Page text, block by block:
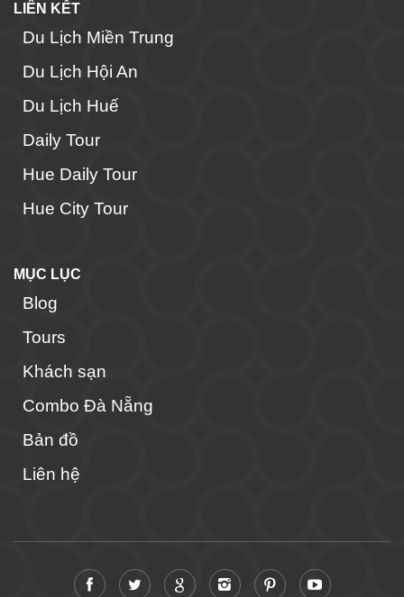
LIÊN KẾT
Du Lịch Miền Trung
Du Lịch Hội An
Du Lịch Huế
Daily Tour
Hue Daily Tour
Hue City Tour
MỤC LỤC
Blog
Tours
Khách sạn
Combo Đà Nẵng
Bản đồ
Liên hệ